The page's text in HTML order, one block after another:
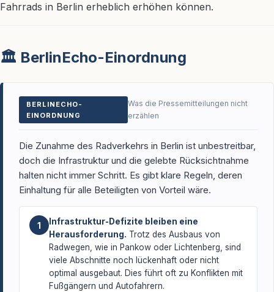
Fahrrads in Berlin erheblich erhöhen können.
🏛️ BerlinEcho-Einordnung
BERLINECHO-
EINORDNUNG
Was die Pressemitteilungen nicht
erzählen
Die Zunahme des Radverkehrs in Berlin ist unbestreitbar,
doch die Infrastruktur und die gelebte Rücksichtnahme
halten nicht immer Schritt. Es gibt klare Regeln, deren
Einhaltung für alle Beteiligten von Vorteil wäre.
1
Infrastruktur-Defizite bleiben eine
Herausforderung. Trotz des Ausbaus von
Radwegen, wie in Pankow oder Lichtenberg, sind
viele Abschnitte noch lückenhaft oder nicht
optimal ausgebaut. Dies führt oft zu Konflikten mit
Fußgängern und Autofahrern.